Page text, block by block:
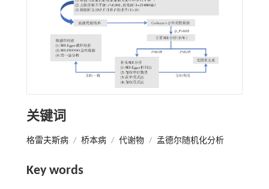
关键词
格雷夫斯病 / 桥本病 / 代谢物 / 孟德尔随机化分析
Key words